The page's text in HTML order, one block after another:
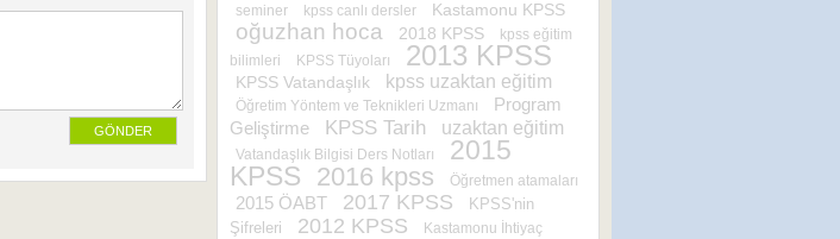
seminer
kpss canlı dersler Kastamonu KPSS
oğuzhan hoca 2018 KPSS
kpss eğitim
bilimleri
KPSS Tüyoları 2013 KPSS
KPSS Vatandaşlık kpss uzaktan eğitim
Öğretim Yöntem ve Teknikleri Uzmanı
Program
Geliştirme
KPSS Tarih uzaktan eğitim
Vatandaşlık Bilgisi Ders Notları
2015
KPSS 2016 kpss Öğretmen atamaları
2015 ÖABT 2017 KPSS
KPSS'nin
Şifreleri
2012 KPSS
Kastamonu İhtiyaç